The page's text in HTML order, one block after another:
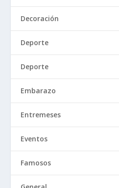
Decoración
Deporte
Deporte
Embarazo
Entremeses
Eventos
Famosos